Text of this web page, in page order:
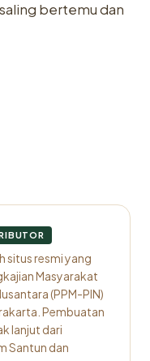
bertemu dan
situs resmi yang
Masyarakat
(PPM-PIN)
Pembuatan
lanjut dari
Santun dan